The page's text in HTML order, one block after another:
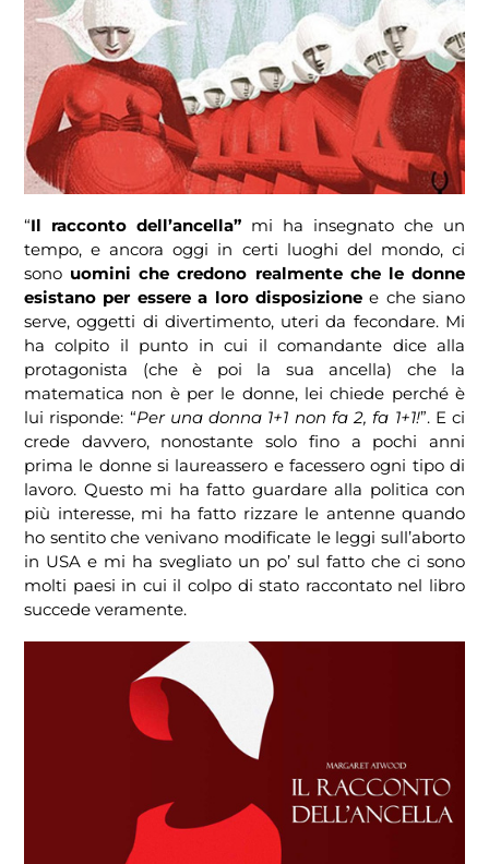
“Il racconto dell’ancella” mi ha insegnato che un
tempo, e ancora oggi in certi luoghi del mondo, ci
sono uomini che credono realmente che le donne
esistano per essere a loro disposizionee che siano
serve, oggetti di divertimento, uteri da fecondare. Mi
ha colpito il punto in cui il comandante dice alla
protagonista (che è poi la sua ancella) che la
matematica non è per le donne, lei chiede perché è
lui risponde: “Per una donna 1+1 non fa 2, fa 1+1!”. E ci
crede davvero, nonostante solo fino a pochi anni
prima le donne si laureassero e facessero ogni tipo di
lavoro. Questo mi ha fatto guardare alla politica con
più interesse, mi ha fatto rizzare le antenne quando
ho sentito che venivano modificate le leggi sull’aborto
in USA e mi ha svegliato un po’ sul fatto che ci sono
molti paesi in cui il colpo di stato raccontato nel libro
succede veramente.